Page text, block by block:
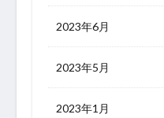
2023年6月
2023年5月
2023年1月